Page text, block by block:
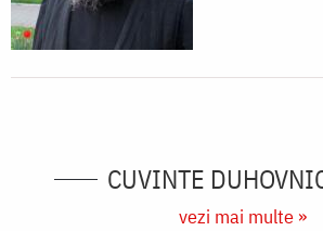
CUVINTE
vezi mai multe »